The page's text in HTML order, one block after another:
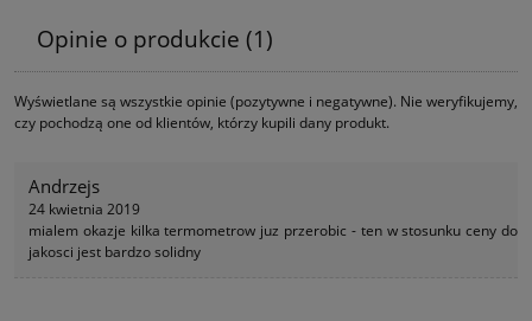
Opinie o produkcie (1)
Wyświetlane są wszystkie opinie (pozytywne i negatywne). Nie weryfikujemy,
czy pochodzą one od klientów, którzy kupili dany produkt.
Andrzejs
24 kwietnia 2019
mialem okazje kilka termometrow juz przerobic - ten w stosunku ceny do
jakosci jest bardzo solidny